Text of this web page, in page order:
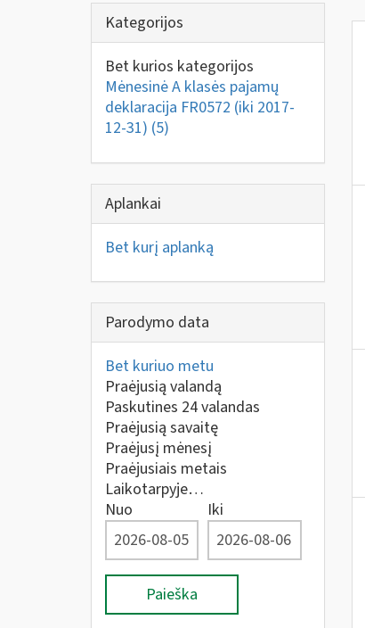
Kategorijos
Bet kurios kategorijos
Mėnesinė A klasės pajamų
deklaracija FR0572 (iki 2017-
12-31) (5)
Aplankai
Bet kurį aplanką
Parodymo data
Bet kuriuo metu
Praėjusią valandą
Paskutines 24 valandas
Praėjusią savaitę
Praėjusį mėnesį
Praėjusiais metais
Laikotarpyje…
Nuo
Iki
Paieška